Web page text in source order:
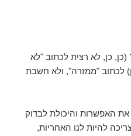
(כן, כן, לא רצית לכתוב "לא
לכתוב "ממזרה", ולא חשבת
את האפשרות והיכולת לבדוק
להיות לנו האחריות,